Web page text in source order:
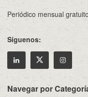
Periódico mensual
Síguenos:
Navegar por